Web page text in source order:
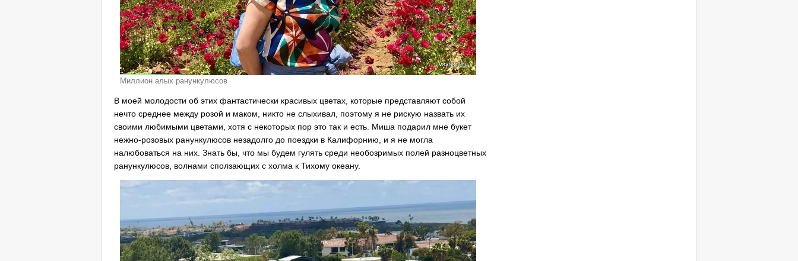
Миллион алых ранункулюсов
В моей молодости об этих фантастически красивых цветах, которые представляют собой
нечто среднее между розой и маком, никто не слыхивал, поэтому я не рискую назвать их
своими любимыми цветами, хотя с некоторых пор это так и есть. Миша подарил мне букет
нежно-розовых ранункулюсов незадолго до поездки в Калифорнию, и я не могла
налюбоваться на них. Знать бы, что мы будем гулять среди необозримых полей разноцветных
ранункулюсов, волнами сползающих с холма к Тихому океану.